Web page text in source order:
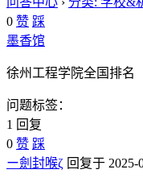
0 赞 踩
墨香馆
徐州工程学院全国排名
问题标签：
1 回复
0 赞 踩
ー劍封喉ζ 回复于 2025-